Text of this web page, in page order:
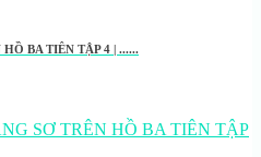
BA TIÊN TẬP 4 | ......